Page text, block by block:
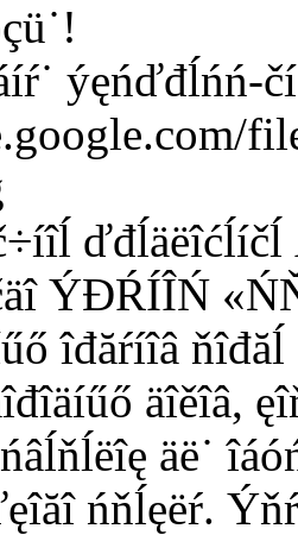
ýęńďđĺńń-
ďđĺäëîćĺíčĺ
ÝĐŔÍÎŃ
îđăŕíîâ
äîěîâ,
äë˙
ńňĺęëŕ.